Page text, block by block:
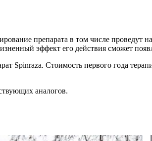
препарата в том числе проведут
эффект его действия сможет
Spinraza. Стоимость первого года
аналогов.